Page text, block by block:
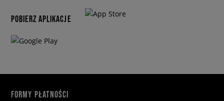
POBIERZ APLIKACJE
FORMY PŁATNOŚCI